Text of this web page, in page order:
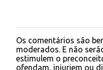
P
o
s
Os comentários são
moderados. E não
estimulem o
ofendam, injuriem ou